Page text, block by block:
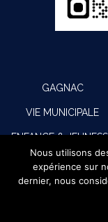
GAGNAC
VIE MUNICIPALE
ENFANCE &
CULTURE, SPORTS &
LOISIRS
Nous utilisons
expérience sur
dernier, nous